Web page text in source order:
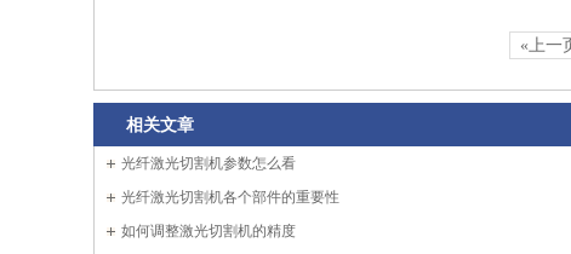
«上一
相关文章
光纤激光切割机参数怎么看
光纤激光切割机各个部件的重要性
如何调整激光切割机的精度